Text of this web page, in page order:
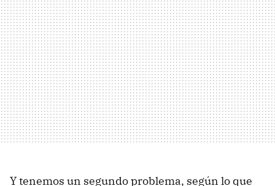
Y tenemos un segundo problema, según lo que